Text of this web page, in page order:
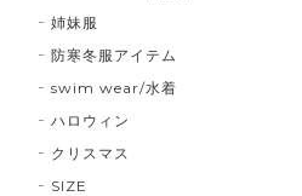
姉妹服
防寒冬服アイテム
swim wear/水着
ハロウィン
クリスマス
SIZE